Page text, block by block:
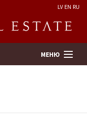
LV EN RU
МЕНЮ